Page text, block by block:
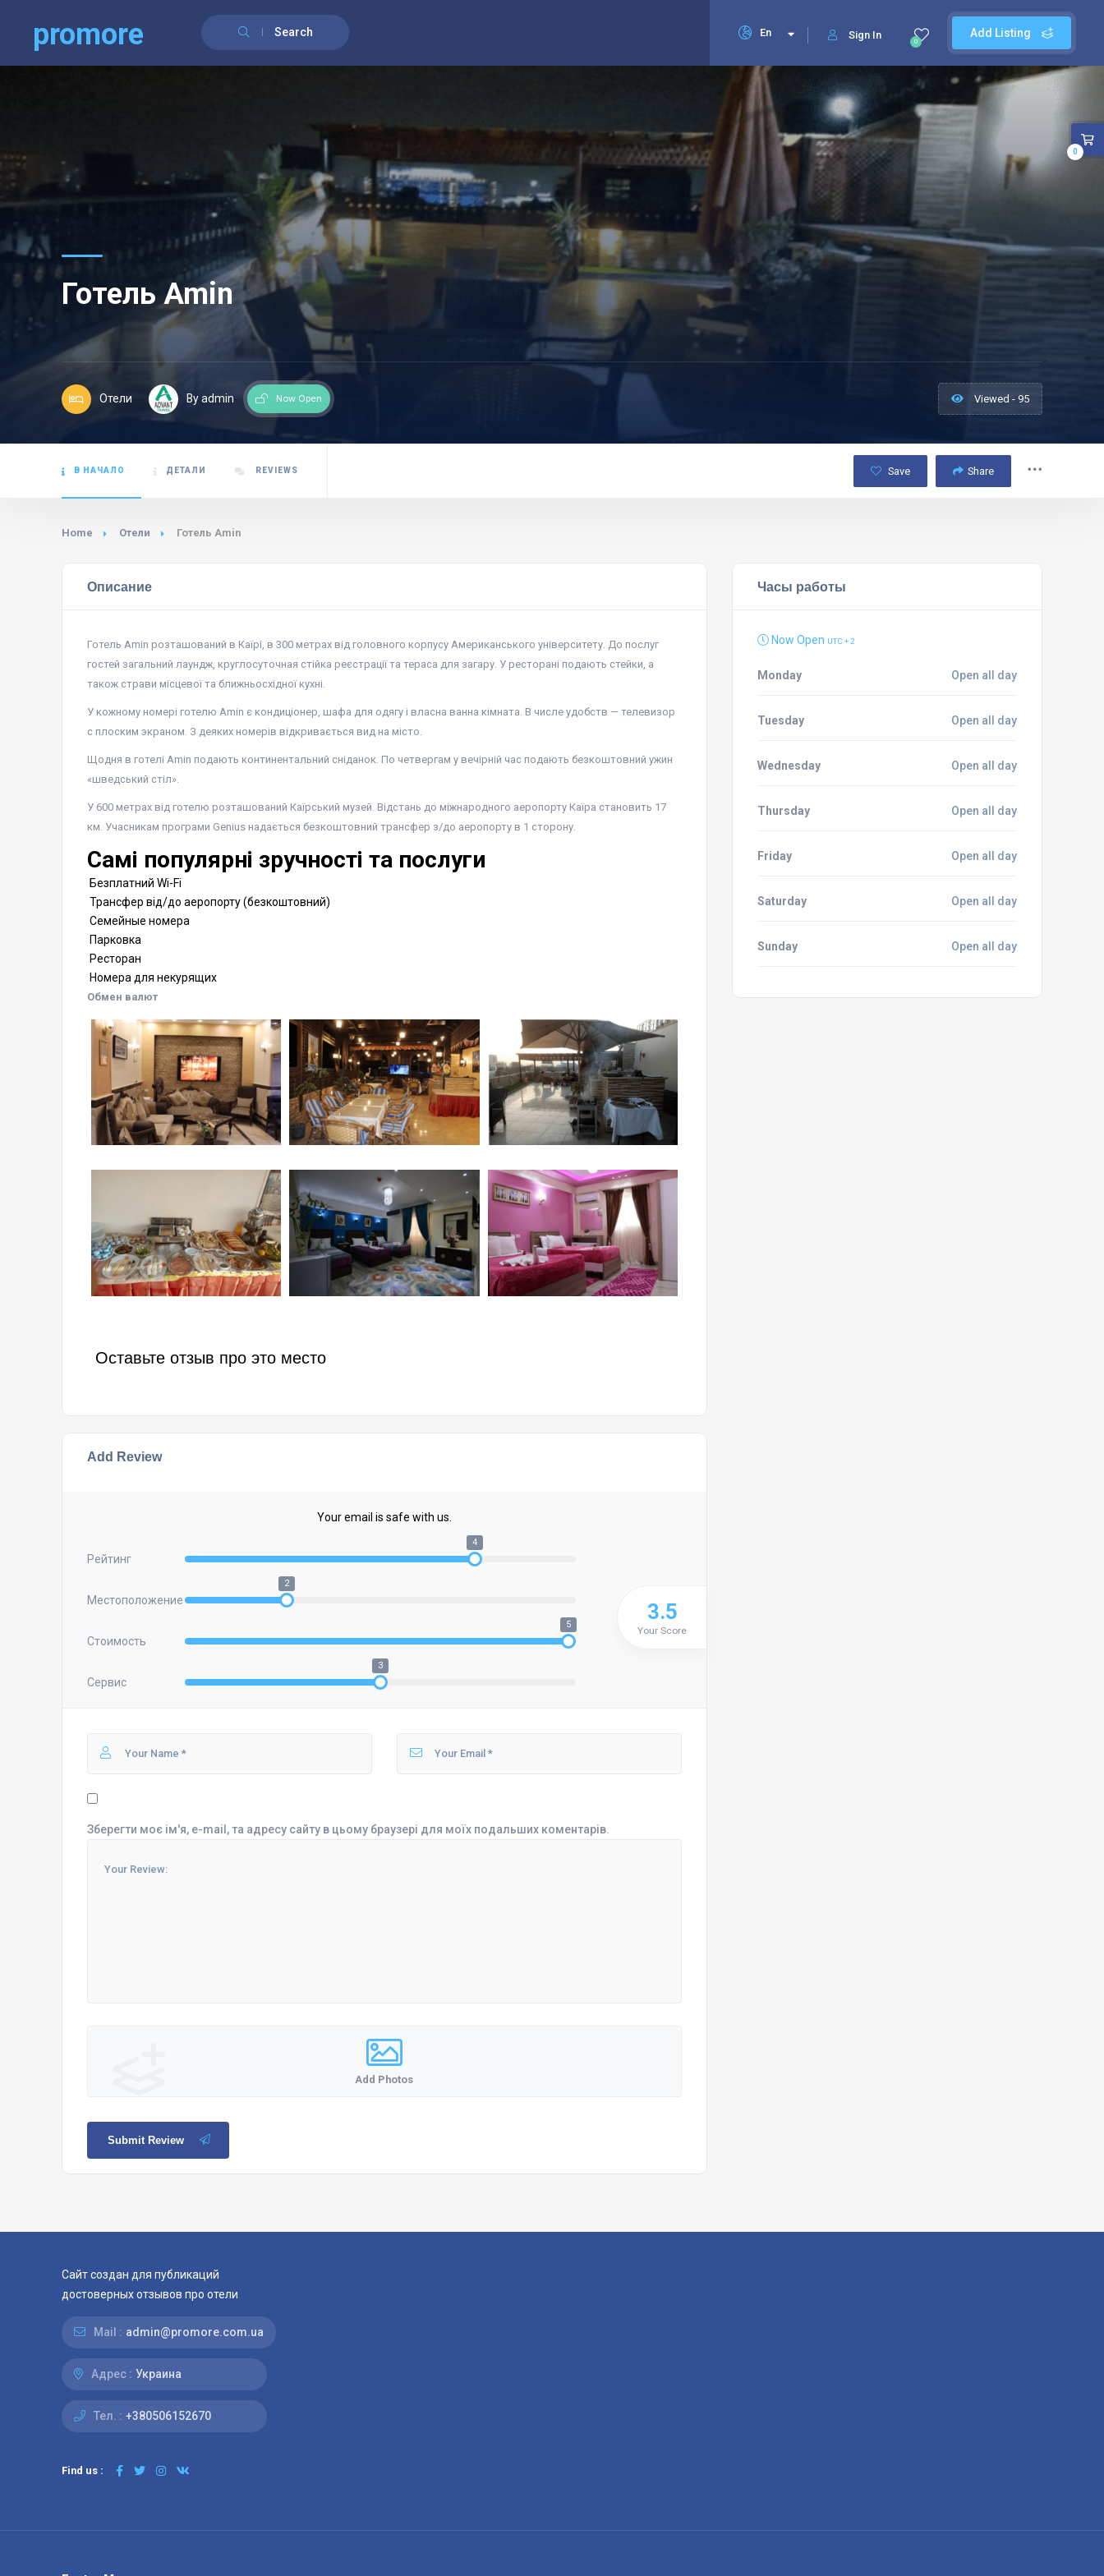
promore Search Add Listing
0
Sign In
En
Готель Amin
Отели By admin Now Open Viewed - 95
В НАЧАЛО ДЕТАЛИ REVIEWS Save Share
Home Отели Готель Amin
Описание
Готель Amin розташований в Каїрі, в 300 метрах від головного корпусу Американського університету. До послуг
гостей загальний лаундж, круглосуточная стійка реєстрації та тераса для загару. У ресторані подають стейки, а
також страви місцевої та ближньосхідної кухні.
У кожному номері готелю Amin є кондиціонер, шафа для одягу і власна ванна кімната. В числе удобств — телевизор
с плоским экраном. З деяких номерів відкривається вид на місто.
Щодня в готелі Amin подають континентальний сніданок. По четвергам у вечірній час подають безкоштовний ужин
«шведський стіл».
У 600 метрах від готелю розташований Каїрський музей. Відстань до міжнародного аеропорту Каїра становить 17
км. Учасникам програми Genius надається безкоштовний трансфер з/до аеропорту в 1 сторону.
Самі популярні зручності та послуги
Безплатний Wi-Fi
Трансфер від/до аеропорту (безкоштовний)
Семейные номера
Парковка
Ресторан
Номера для некурящих
Обмен валют
Оставьте отзыв про это место
Add Review
Your email is safe with us.
Рейтинг
4
Местоположение
2
Стоимость
5
Сервис
3
3.5
Your Score
Зберегти моє ім'я, e-mail, та адресу сайту в цьому браузері для моїх подальших коментарів.
Add Photos
Submit Review
Часы работы
Now Open UTC + 2
Monday Open all day
Tuesday Open all day
Wednesday Open all day
Thursday Open all day
Friday Open all day
Saturday Open all day
Sunday Open all day
0
Сайт создан для публикаций
достоверных отзывов про отели
Mail : admin@promore.com.ua
Адрес : Украина
Тел. : +380506152670
Find us :